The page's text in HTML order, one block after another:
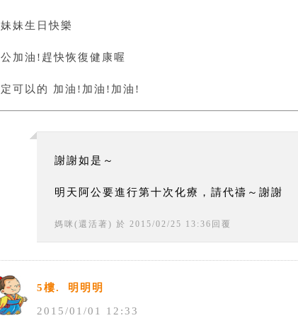
妹生日快樂
加油!趕快恢復健康喔
可以的 加油!加油!加油!
謝謝如是～
明天阿公要進行第十次化療，請代禱～謝謝
媽咪(還活著) 於 2015/02 / 25 13 : 36 回覆
5樓. 明明明
2015/01 /01 12 :33